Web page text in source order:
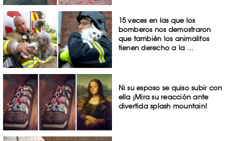
15 veces en las que los
bomberos nos demostraron
que también los animalitos
tienen derecho a la ...
Ni su esposo se quiso subir con
ella ¡Mira su reacción ante
divertida splash mountain!